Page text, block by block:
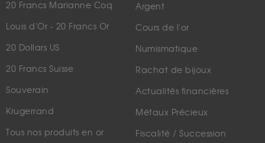
20 Francs Marianne Coq
Louis d'Or - 20 Francs Or
20 Dollars US
20 Francs Suisse
Souverain
Krugerrand
Tous nos produits en or
Argent
Cours de l'or
Numismatique
Rachat de bijoux
Actualités financières
Métaux Précieux
Fiscalité / Succession